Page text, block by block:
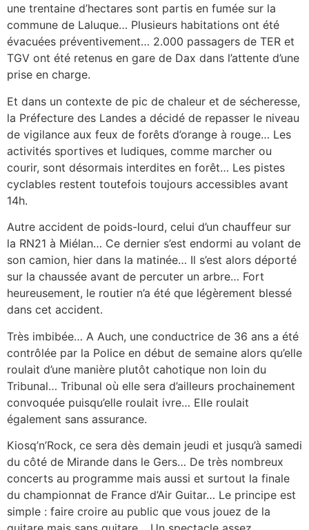
une trentaine d’hectares sont partis en fumée sur la
commune de Laluque… Plusieurs habitations ont été
évacuées préventivement… 2.000 passagers de TER et
TGV ont été retenus en gare de Dax dans l’attente d’une
prise en charge.
Et dans un contexte de pic de chaleur et de sécheresse,
la Préfecture des Landes a décidé de repasser le niveau
de vigilance aux feux de forêts d’orange à rouge… Les
activités sportives et ludiques, comme marcher ou
courir, sont désormais interdites en forêt… Les pistes
cyclables restent toutefois toujours accessibles avant
14h.
Autre accident de poids-lourd, celui d’un chauffeur sur
la RN21 à Miélan… Ce dernier s’est endormi au volant de
son camion, hier dans la matinée… Il s’est alors déporté
sur la chaussée avant de percuter un arbre… Fort
heureusement, le routier n’a été que légèrement blessé
dans cet accident.
Très imbibée… A Auch, une conductrice de 36 ans a été
contrôlée par la Police en début de semaine alors qu’elle
roulait d’une manière plutôt cahotique non loin du
Tribunal… Tribunal où elle sera d’ailleurs prochainement
convoquée puisqu’elle roulait ivre… Elle roulait
également sans assurance.
Kiosq’n’Rock, ce sera dès demain jeudi et jusqu’à samedi
du côté de Mirande dans le Gers… De très nombreux
concerts au programme mais aussi et surtout la finale
du championnat de France d’Air Guitar… Le principe est
simple : faire croire au public que vous jouez de la